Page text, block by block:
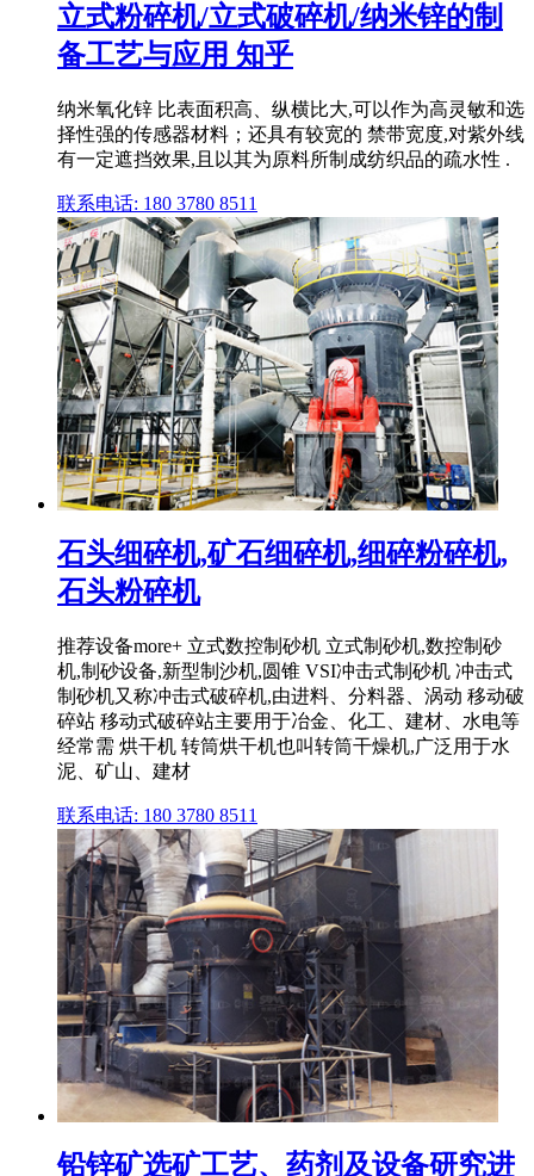
立式粉碎机/立式破碎机/纳米锌的制
备工艺与应用 知乎
纳米氧化锌 比表面积高、纵横比大,可以作为高灵敏和选
择性强的传感器材料；还具有较宽的 禁带宽度,对紫外线
有一定遮挡效果,且以其为原料所制成纺织品的疏水性 .
联系电话: 180 3780 8511
石头细碎机,矿石细碎机,细碎粉碎机,
石头粉碎机
推荐设备more+ 立式数控制砂机 立式制砂机,数控制砂
机,制砂设备,新型制沙机,圆锥 VSI冲击式制砂机 冲击式
制砂机又称冲击式破碎机,由进料、分料器、涡动 移动破
碎站 移动式破碎站主要用于冶金、化工、建材、水电等
经常需 烘干机 转筒烘干机也叫转筒干燥机,广泛用于水
泥、矿山、建材
联系电话: 180 3780 8511
铅锌矿选矿工艺、药剂及设备研究进